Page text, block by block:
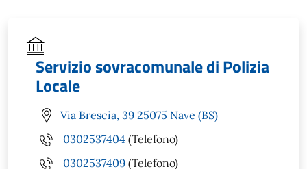
Servizio sovracomunale di Polizia
Locale
Via Brescia, 39 25075 Nave (BS)
0302537404 (Telefono)
0302537409 (Telefono)